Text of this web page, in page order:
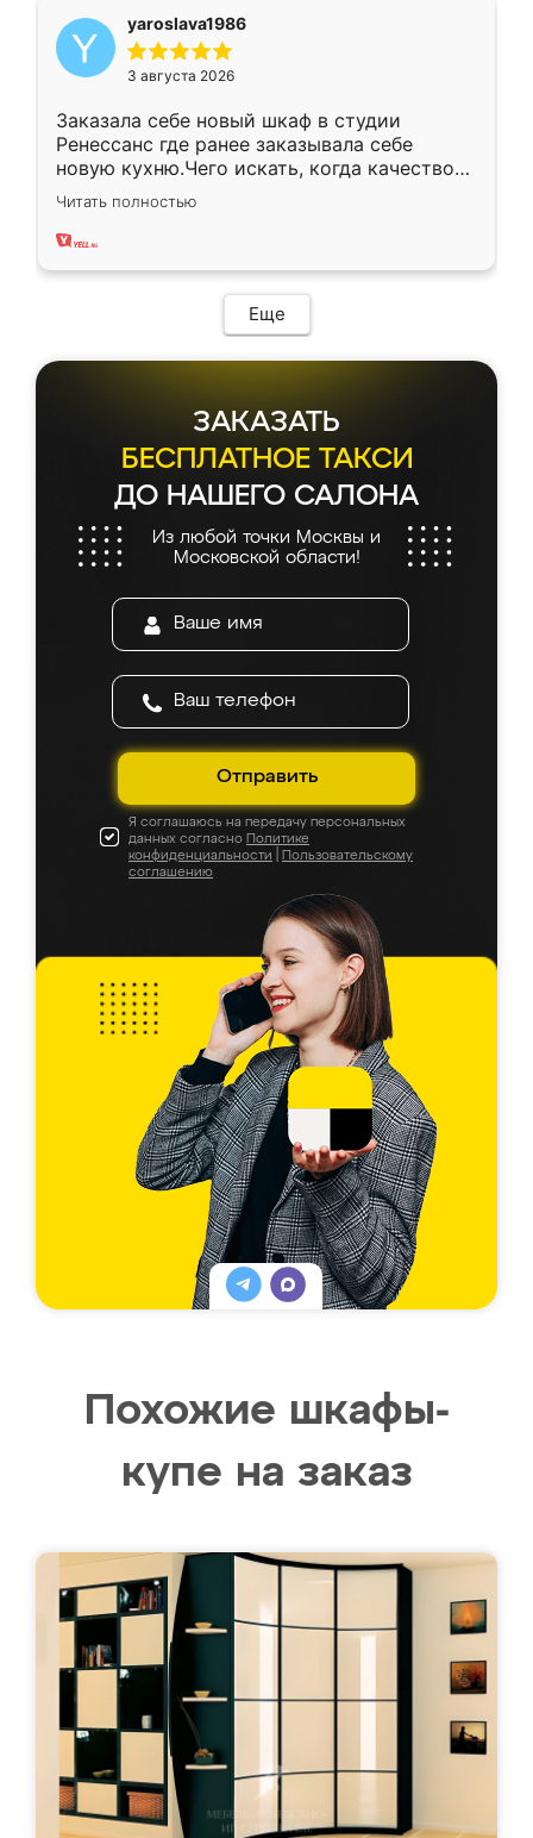
yaroslava1986
3 августа 2026
Заказала себе новый шкаф в студии
Ренессанс где ранее заказывала себе
новую кухню.Чего искать, когда качеством
вполне довольна. Служит кухня уже почти
два года, нареканий нет.
Читать полностью
Еще
ЗАКАЗАТЬ
БЕСПЛАТНОЕ ТАКСИ
ДО НАШЕГО САЛОНА
Из любой точки Москвы и
Московской области!
Отправить
Я соглашаюсь на передачу персональных
данных согласно Политике
конфиденциальности
Пользовательскому
соглашению
Похожие шкафы-
купе на заказ